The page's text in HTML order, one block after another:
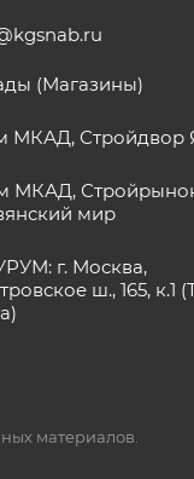
(Магазины)
МКАД, Стройдвор
МКАД,
мир
г. Москва,
ш., 165, к.1
материалов.